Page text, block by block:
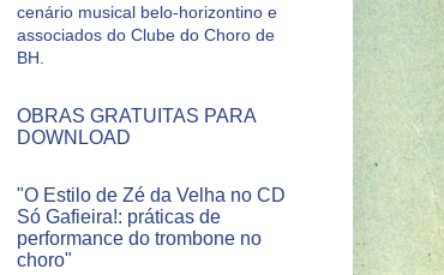
cenário musical belo-horizontino e
associados do Clube do Choro de
BH.
OBRAS GRATUITAS PARA
DOWNLOAD
"O Estilo de Zé da Velha no CD
Só Gafieira!: práticas de
performance do trombone no
choro"